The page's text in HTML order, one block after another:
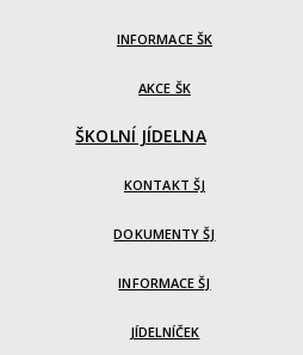
INFORMACE ŠK
AKCE ŠK
ŠKOLNÍ JÍDELNA
KONTAKT ŠJ
DOKUMENTY ŠJ
INFORMACE ŠJ
JÍDELNÍČEK